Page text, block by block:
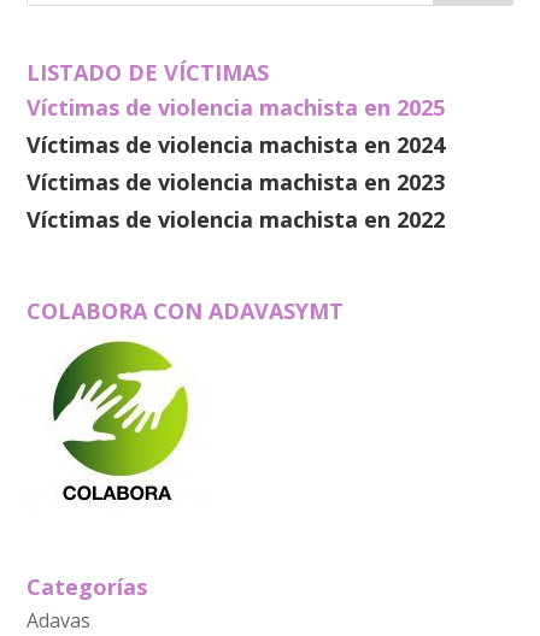
LISTADO DE VÍCTIMAS
Víctimas de violencia machista en 2025
Víctimas de violencia machista en 2024
Víctimas de violencia machista en 2023
Víctimas de violencia machista en 2022
COLABORA CON ADAVASYMT
Categorías
Adavas